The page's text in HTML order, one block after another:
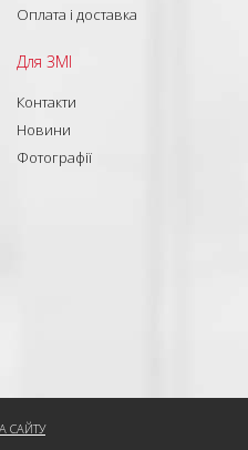
Оплата і доставка
Для ЗМІ
Контакти
Новини
Фотографії
САЙТУ